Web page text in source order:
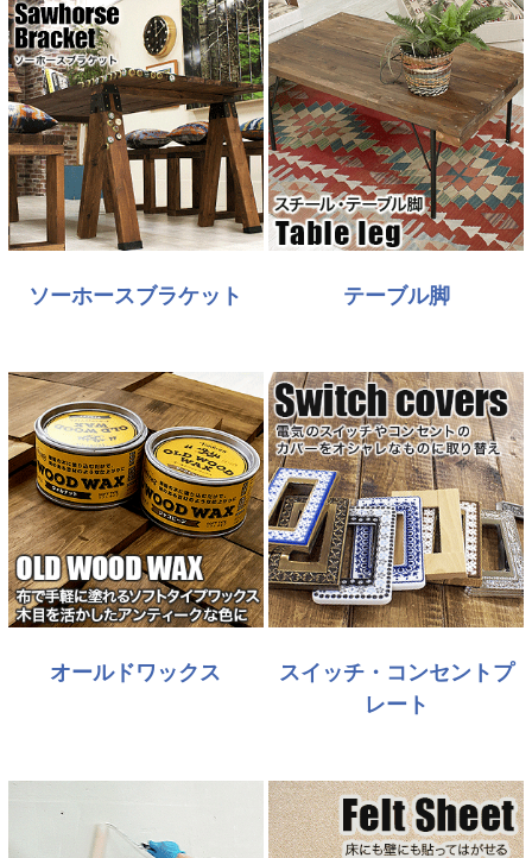
ソーホースブラケット テーブル脚
オールドワックス
スイッチ・コンセントプ
レート